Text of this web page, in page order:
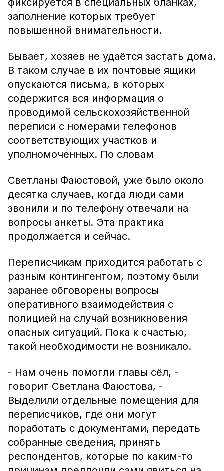
заполнение которых требует
повышенной внимательности.
Бывает, хозяев не удаётся застать дома.
В таком случае в их почтовые ящики
опускаются письма, в которых
содержится вся информация о
проводимой сельскохозяйственной
переписи с номерами телефонов
соответствующих участков и
уполномоченных. По словам
Светланы Фаюстовой, уже было около
десятка случаев, когда люди сами
звонили и по телефону отвечали на
вопросы анкеты. Эта практика
продолжается и сейчас.
Переписчикам приходится работать с
разным контингентом, поэтому были
заранее обговорены вопросы
оперативного взаимодействия с
полицией на случай возникновения
опасных ситуаций. Пока к счастью,
такой необходимости не возникало.
- Нам очень помогли главы сёл, -
говорит Светлана Фаюстова, -
Выделили отдельные помещения для
переписчиков, где они могут
поработать с документами, передать
собранные сведения, принять
респондентов, которые по каким-то